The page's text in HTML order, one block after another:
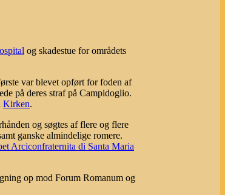
og skadestue for områdets
var blevet opført for foden af
på deres straf på Campidoglio.
Kirken.
og søgtes af flere og flere
ganske almindelige romere.
Arciconfraternita di Santa Maria
op mod Forum Romanum og